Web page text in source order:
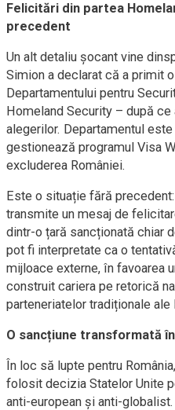
Felicitări din partea
precedent
Un alt detaliu șocant vine
Simion a declarat că a primit
Departamentului pentru
Homeland Security – după
alegerilor. Departamentul
gestionează programul Visa
excluderea României.
Este o situație fără
transmite un mesaj de
dintr-o țară sancționată chiar
pot fi interpretate ca o
mijloace externe, în favoarea
construit cariera pe retorică
parteneriatelor tradiționale ale
O sancțiune transformată
În loc să lupte pentru
folosit decizia Statelor Unite
anti-european și anti-